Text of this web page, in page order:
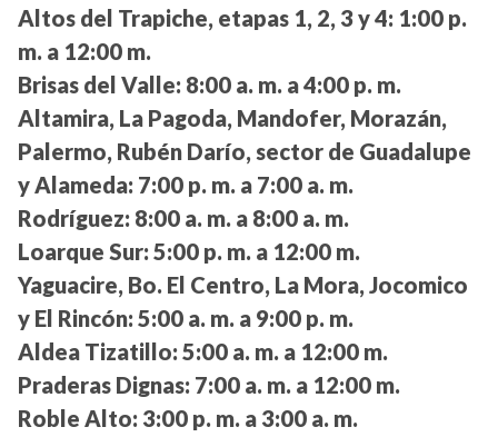
Altos del Trapiche, etapas 1, 2, 3 y 4: 1:00 p.
m. a 12:00 m.
Brisas del Valle: 8:00 a. m. a 4:00 p. m.
Altamira, La Pagoda, Mandofer, Morazán,
Palermo, Rubén Darío, sector de Guadalupe
y Alameda: 7:00 p. m. a 7:00 a. m.
Rodríguez: 8:00 a. m. a 8:00 a. m.
Loarque Sur: 5:00 p. m. a 12:00 m.
Yaguacire, Bo. El Centro, La Mora, Jocomico
y El Rincón: 5:00 a. m. a 9:00 p. m.
Aldea Tizatillo: 5:00 a. m. a 12:00 m.
Praderas Dignas: 7:00 a. m. a 12:00 m.
Roble Alto: 3:00 p. m. a 3:00 a. m.